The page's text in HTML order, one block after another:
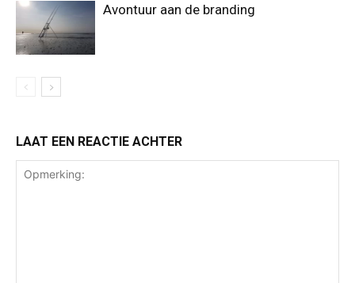
Avontuur aan de branding
LAAT EEN REACTIE ACHTER